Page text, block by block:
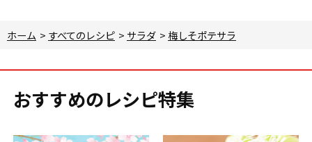
ホーム > すべてのレシピ > サラダ >梅しそポテサラ
おすすめのレシピ特集